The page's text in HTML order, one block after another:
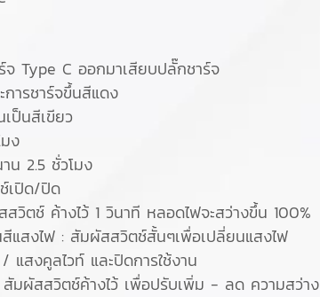
จ Type C ออกมาเสียบปลั๊กชาร์จ
ารชาร์จขึ้นสีแดง
เป็นสีเขียว
ง
าน 2.5 ชั่วโมง
เปิด/ปิด
สวิตช์ ค้างไว้ 1 วินาที หลอดไฟจะสว่างขึ้น 100%
แสงไฟ : สัมผัสสวิตช์สั้นๆเพื่อเปลี่ยนแสงไฟ
แสงคูลไวท์ และปิดการใช้งาน
สัมผัสสวิตช์ค้างไว้ เพื่อปรับเพิ่ม - ลด ความสว่าง